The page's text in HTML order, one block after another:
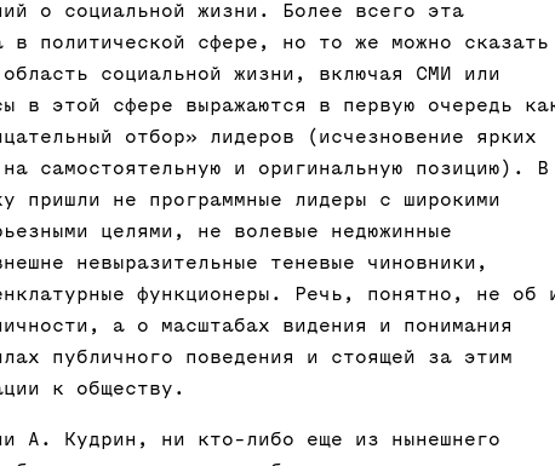
о социальной жизни. Более всего эта
в политической сфере, но то же можно
социальной жизни, включая СМИ или
в этой сфере выражаются в первую очередь
отбор» лидеров (исчезновение ярких
самостоятельную и оригинальную позицию). В
пришли не программные лидеры с широкими
целями, не волевые недюжинные
невыразительные теневые чиновники,
функционеры. Речь, понятно, не об
а о масштабах видения и понимания
публичного поведения и стоящей за этим
к обществу.
А. Кудрин, ни кто-либо еще из нынешнего